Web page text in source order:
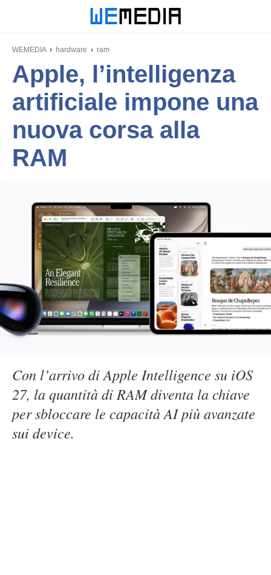
WEMEDIA hardware ram
Apple, l’intelligenza
artificiale impone una
nuova corsa alla
RAM
Con l’arrivo di Apple Intelligence su iOS
27, la quantità di RAM diventa la chiave
per sbloccare le capacità AI più avanzate
sui device.